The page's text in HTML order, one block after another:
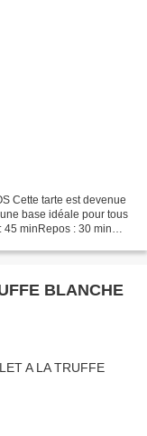
Cette tarte est devenue
base idéale pour tous
45 minRepos : 30 min
BLANCHE